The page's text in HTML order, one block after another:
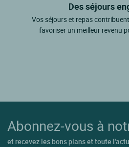
Des séjours
Vos séjours et repas
favoriser un meilleur revenu
Abonnez-vous à
et recevez les bons plans et toute